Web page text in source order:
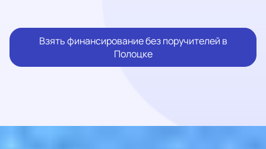
Взять финансирование без поручителей в
Полоцке